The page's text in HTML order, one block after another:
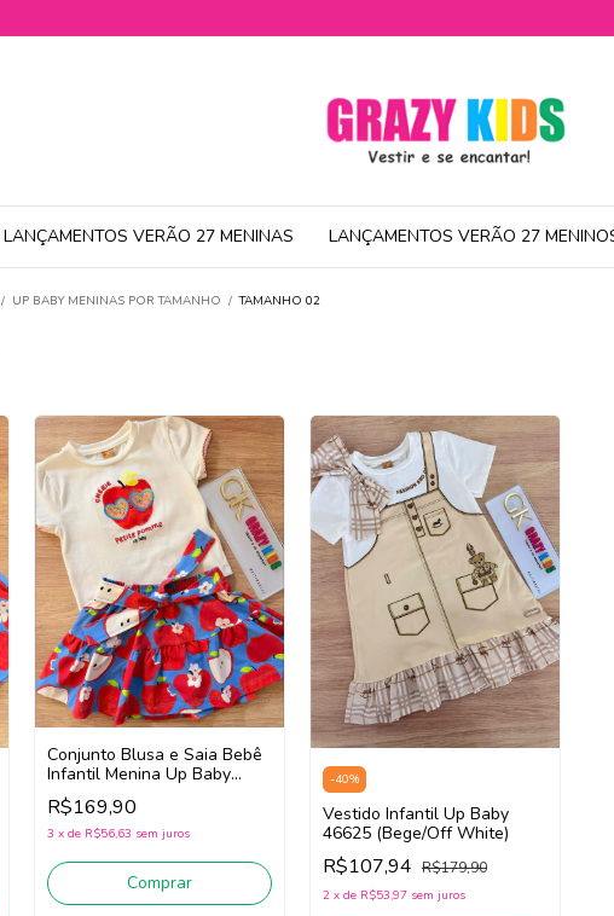
LANÇAMENTOS VERÃO 27 MENINAS LANÇAMENTOS VERÃO 27
/ UP BABY MENINAS POR TAMANHO / TAMANHO 02
Conjunto Blusa e Saia Bebê
Infantil Menina Up Baby
46872 (Off White/Vermelho)
R$169,90
3 x de R$56,63 sem juros
Comprar
-40%
Vestido Infantil Up Baby
46625 (Bege/Off White)
R$107,94 R$179,90
2 x de R$53,97 sem juros